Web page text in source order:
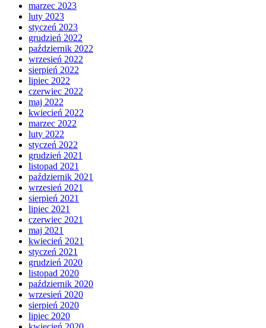
marzec 2023
luty 2023
styczeń 2023
grudzień 2022
październik 2022
wrzesień 2022
sierpień 2022
lipiec 2022
czerwiec 2022
maj 2022
kwiecień 2022
marzec 2022
luty 2022
styczeń 2022
grudzień 2021
listopad 2021
październik 2021
wrzesień 2021
sierpień 2021
lipiec 2021
czerwiec 2021
maj 2021
kwiecień 2021
styczeń 2021
grudzień 2020
listopad 2020
październik 2020
wrzesień 2020
sierpień 2020
lipiec 2020